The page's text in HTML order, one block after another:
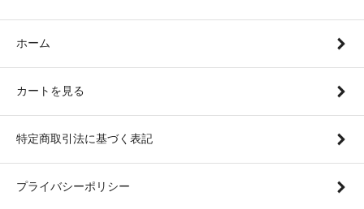
ホーム
カートを見る
特定商取引法に基づく表記
プライバシーポリシー